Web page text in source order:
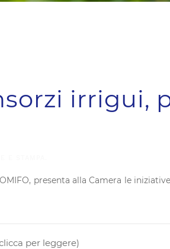
irrigui,
presenta alla Camera le
per leggere)